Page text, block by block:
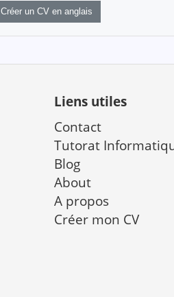
Créer un CV en anglais
Liens utiles
Contact
Tutorat
Blog
About
A propos
Créer mon CV